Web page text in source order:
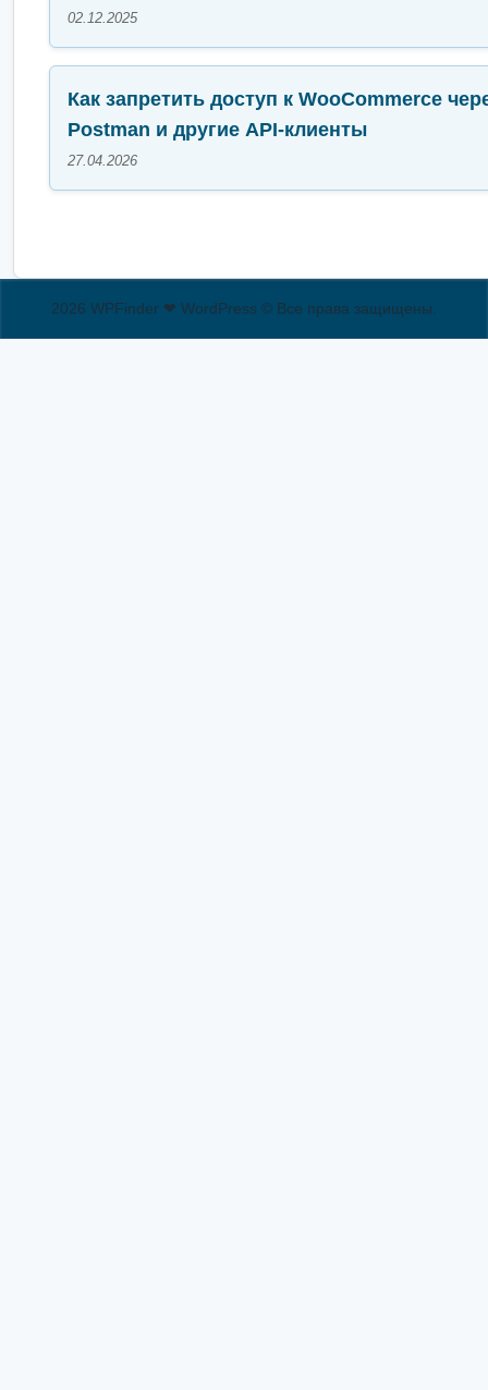
02.12.2025
Как запретить доступ к WooCommerce
Postman и другие API-клиенты
27.04.2026
2026 WPFinder ❤ WordPress © Все права защищены.